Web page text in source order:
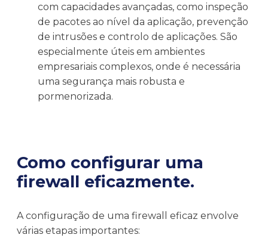
com capacidades avançadas, como inspeção
de pacotes ao nível da aplicação, prevenção
de intrusões e controlo de aplicações. São
especialmente úteis em ambientes
empresariais complexos, onde é necessária
uma segurança mais robusta e
pormenorizada.
Como configurar uma
firewall eficazmente.
A configuração de uma firewall eficaz envolve
várias etapas importantes: